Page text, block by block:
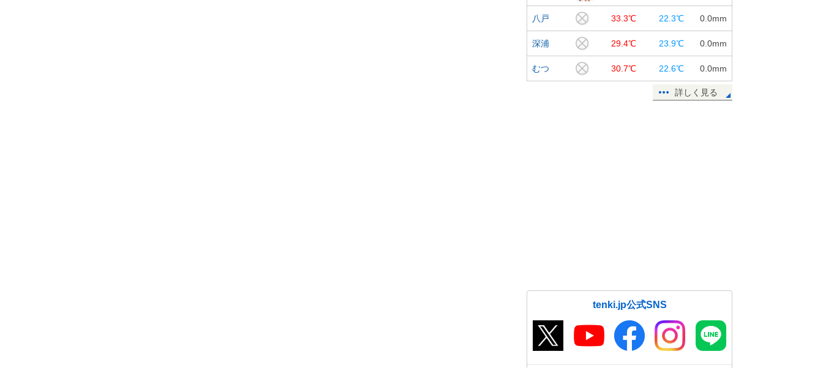
八戸 33.3℃ 22.3℃ 0.0mm
深浦 29.4℃ 23.9℃ 0.0mm
むつ 30.7℃ 22.6℃ 0.0mm
詳しく見る
tenki.jp公式SNS